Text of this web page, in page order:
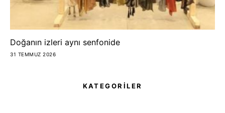
Doğanın izleri aynı senfonide
31 TEMMUZ 2026
KATEGORİLER